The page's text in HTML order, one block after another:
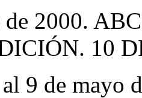
de 2000.
10
9 de mayo